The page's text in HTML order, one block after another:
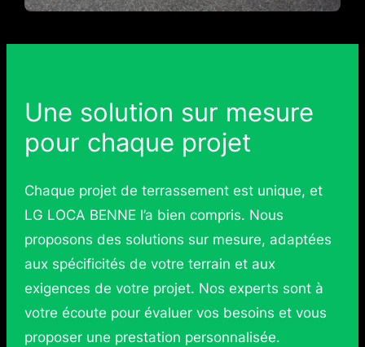
Une solution sur mesure
pour chaque projet
Chaque projet de terrassement est unique, et
LG LOCA BENNE l’a bien compris. Nous
proposons des solutions sur mesure, adaptées
aux spécificités de votre terrain et aux
exigences de votre projet. Nos experts sont à
votre écoute pour évaluer vos besoins et vous
proposer une prestation personnalisée.